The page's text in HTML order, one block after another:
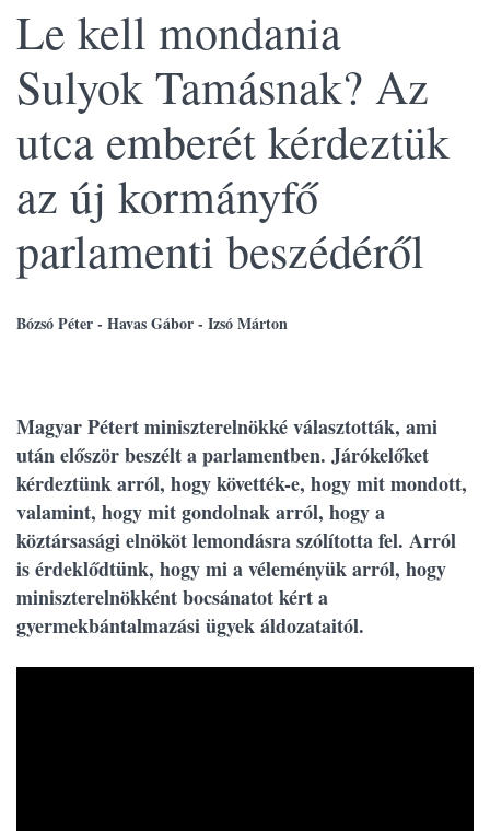
Le kell mondania
Sulyok Tamásnak? Az
utca emberét kérdeztük
az új kormányfő
parlamenti beszédéről
Bózsó Péter - Havas Gábor - Izsó Márton
Magyar Pétert miniszterelnökké választották, ami
után először beszélt a parlamentben. Járókelőket
kérdeztünk arról, hogy követték-e, hogy mit mondott,
valamint, hogy mit gondolnak arról, hogy a
köztársasági elnököt lemondásra szólította fel. Arról
is érdeklődtünk, hogy mi a véleményük arról, hogy
miniszterelnökként bocsánatot kért a
gyermekbántalmazási ügyek áldozataitól.